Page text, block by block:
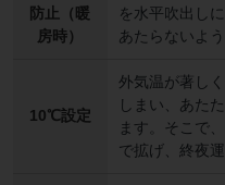
防止（暖
房時）
を水平吹出し
あたらないよう
10℃設定
外気温が著し
しまい、あた
ます。そこで
で拡げ、終夜